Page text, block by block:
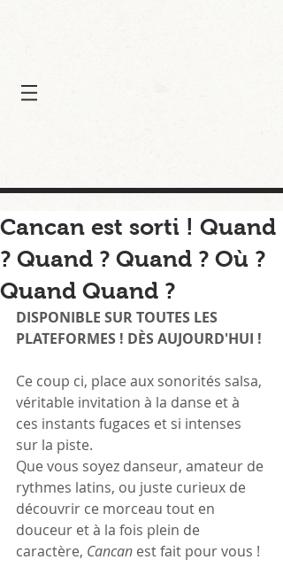
Cancan est sorti ! Quand
? Quand ? Quand ? Où ?
Quand Quand ?
DISPONIBLE SUR TOUTES LES
PLATEFORMES ! DÈS AUJOURD'HUI !
Ce coup ci, place aux sonorités salsa,
véritable invitation à la danse et à
ces instants fugaces et si intenses
sur la piste.
Que vous soyez danseur, amateur de
rythmes latins, ou juste curieux de
découvrir ce morceau tout en
douceur et à la fois plein de
caractère, Cancan est fait pour vous !